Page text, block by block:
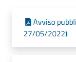
Avviso
27/05/2022)